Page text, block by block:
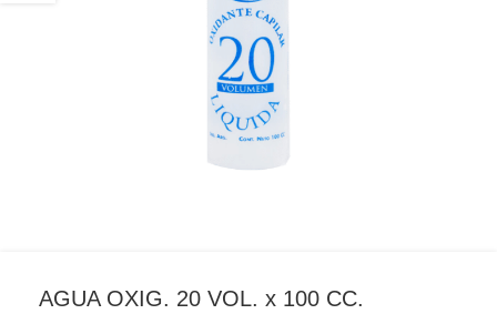
AGUA OXIG. 20 VOL. x 100 CC.